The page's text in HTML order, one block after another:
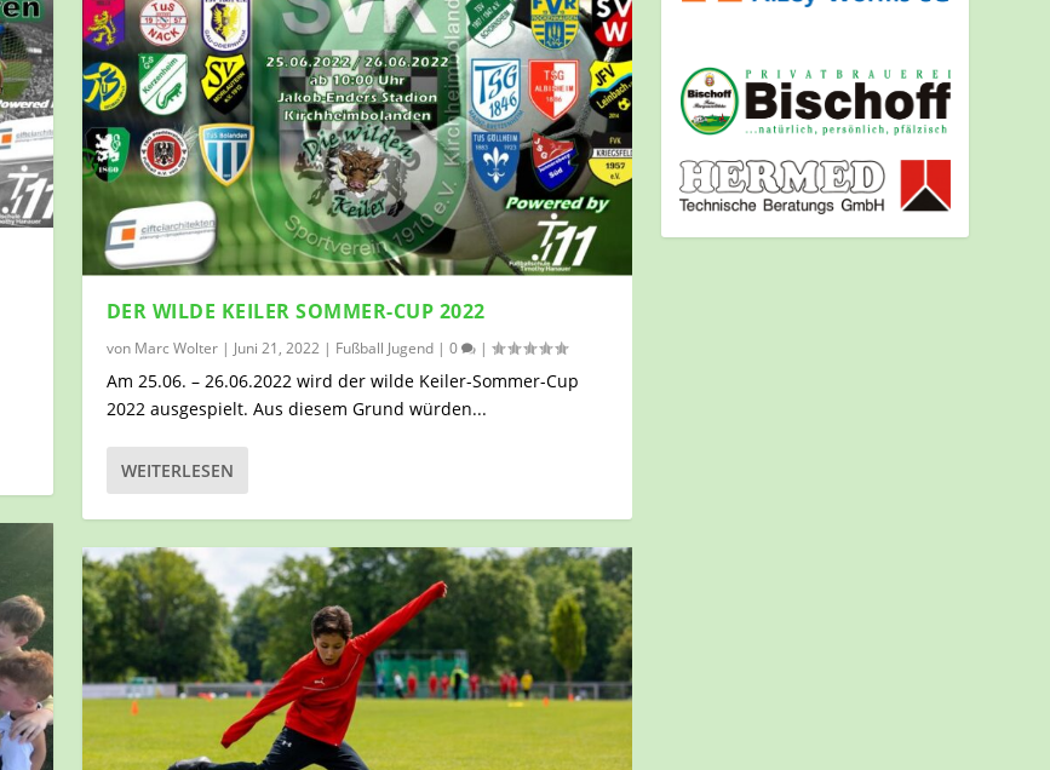
DER WILDE KEILER SOMMER-CUP 2022
von Marc Wolter| Juni 21, 2022| Fußball Jugend| 0 |
Am 25.06. – 26.06.2022 wird der wilde Keiler-Sommer-Cup
2022 ausgespielt. Aus diesem Grund würden...
WEITERLESEN